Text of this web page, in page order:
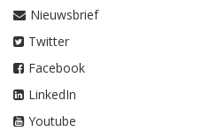
Nieuwsbrief
Twitter
Facebook
LinkedIn
Youtube